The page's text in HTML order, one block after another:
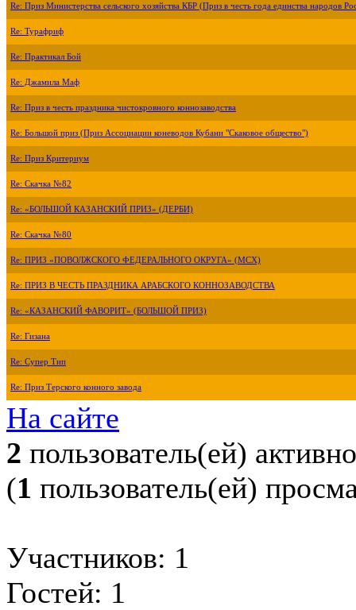
Re: Приз Министерства сельского хозяйства КБР (Приз в честь года единства народов
Re: Турафриф
Re: Практикал Бой
Re: Джамила Маф
Re: Приз в честь праздника чистокровного коннозаводства
Re: Большой приз (Приз Ассоциации коневодов Кубани "Скаковое общество")
Re: Приз Критериум
Re: Скачка №82
Re: «БОЛЬШОЙ КАЗАНСКИЙ ПРИЗ» (ДЕРБИ)
Re: Скачка №80
Re: ПРИЗ «ПОВОЛЖСКОГО ФЕДЕРАЛЬНОГО ОКРУГА» (МСХ)
Re: ПРИЗ В ЧЕСТЬ ПРАЗДНИКА АРАБСКОГО КОННОЗАВОДСТВА
Re: «КАЗАНСКИЙ ФАВОРИТ» (БОЛЬШОЙ ПРИЗ)
Re: Гизана
Re: Супер Тип
Re: Приз Терского конного завода
На сайте
2 пользователь(ей) активно
(1 пользователь(ей)
Участников: 1
Гостей: 1